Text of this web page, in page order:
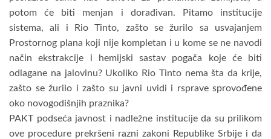
potom će biti menjan i dorađivan. Pitamo institucije
sistema, ali i Rio Tinto, zašto se žurilo sa usvajanjem
Prostornog plana koji nije kompletan i u kome se ne navodi
način ekstrakcije i hemijski sastav pogača koje će biti
odlagane na jalovinu? Ukoliko Rio Tinto nema šta da krije,
zašto se žurilo i zašto su javni uvidi i rsprave sprovođene
oko novogodišnjih praznika?
PAKT podseća javnost i nadležne institucije da su prilikom
ove procedure prekršeni razni zakoni Republike Srbije i da